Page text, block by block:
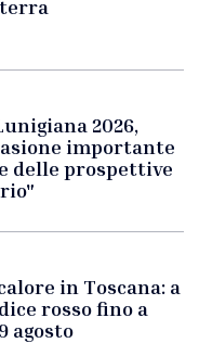
2026,
importante
delle prospettive
in Toscana: a
rosso fino a
agosto